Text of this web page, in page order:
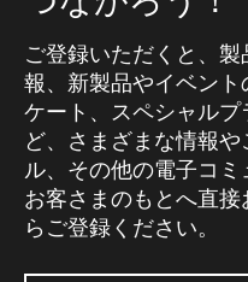
ご登録いただくと、
報、新製品やイベン
ケート、スペシャル
ど、さまざまな情報
ル、その他の電子コミ
お客さまのもとへ直
らご登録ください。